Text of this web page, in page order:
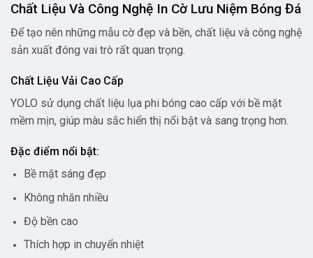
Chất Liệu Và Công Nghệ In Cờ Lưu Niệm Bóng Đá
Để tạo nên những mẫu cờ đẹp và bền, chất liệu và công nghệ
sản xuất đóng vai trò rất quan trọng.
Chất Liệu Vải Cao Cấp
YOLO sử dụng chất liệu lụa phi bóng cao cấp với bề mặt
mềm mịn, giúp màu sắc hiển thị nổi bật và sang trọng hơn.
Đặc điểm nổi bật:
Bề mặt sáng đẹp
Không nhăn nhiều
Độ bền cao
Thích hợp in chuyển nhiệt